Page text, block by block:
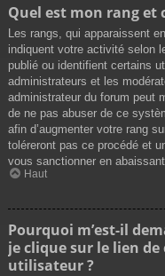
Quel est mon rang et
Les rangs, qui apparaissent
indiquent votre activité selon
publié ou identifient certains
administrateurs et les
administrateur du forum peut
de ne pas abuser de ce
afin d’augmenter votre rang
toléreront pas ce procédé et
vous sanctionner en
Haut
Pourquoi m’est-il
je clique sur le lien
utilisateur ?